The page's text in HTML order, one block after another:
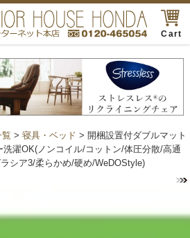
Cart
覧 > 寝具・ベッド > 開梱設置付ダブルマット
濯OK(ノンコイル/コットン/体圧分散/高通
シア3/柔らかめ/硬め/WeDOStyle)